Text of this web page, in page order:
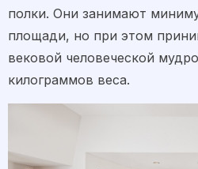
полки. Они занимают
площади, но при этом
вековой человеческой
килограммов веса.